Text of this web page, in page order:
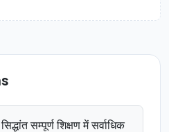
सम्पूर्ण शिक्षण में सर्वाधिक